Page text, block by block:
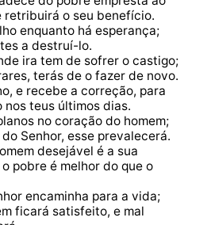
retribuirá o seu benefício.
enquanto há esperança;
a destruí-lo.
ira tem de sofrer o castigo;
terás de o fazer de novo.
e recebe a correção, para
nos teus últimos dias.
no coração do homem;
Senhor, esse prevalecerá.
desejável é a sua
pobre é melhor do que o
encaminha para a vida;
ficará satisfeito, e mal